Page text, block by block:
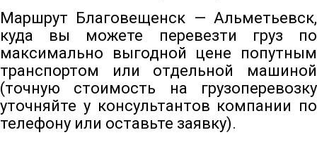
Маршрут Благовещенск — Альметьевск,
куда вы можете перевезти груз по
максимально выгодной цене попутным
транспортом или отдельной машиной
(точную стоимость на грузоперевозку
уточняйте у консультантов компании по
телефону или оставьте заявку).